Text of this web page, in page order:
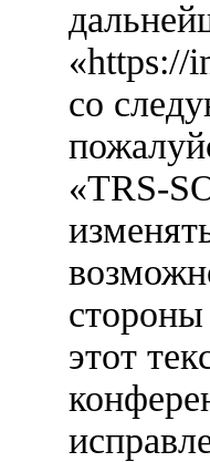
«https://
со
«TRS-
этот